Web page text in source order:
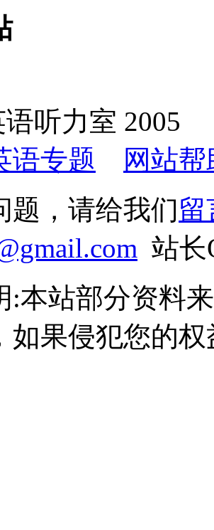
语听力室
语专题
网站帮
题，请给我们留
站长
:本站部分资料
如果侵犯您的